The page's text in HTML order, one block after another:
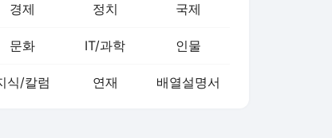
경제 정치 국제
문화 IT/과학 인물
식/칼럼 연재 배열설명서